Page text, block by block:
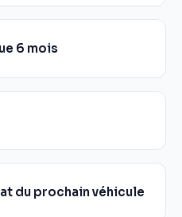
6 mois
du prochain véhicule